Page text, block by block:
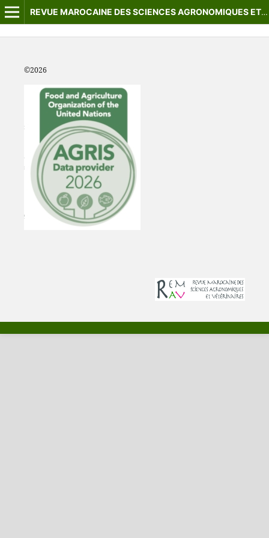
REVUE MAROCAINE DES SCIENCES AGRONOMIQUES ET VÉTÉRINAIRES
©2026